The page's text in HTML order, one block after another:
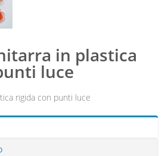
in plastica
luce
rigida con punti luce